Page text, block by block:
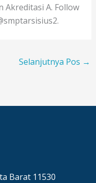
Akreditasi A. Follow
Selanjutnya Pos →
Barat 11530